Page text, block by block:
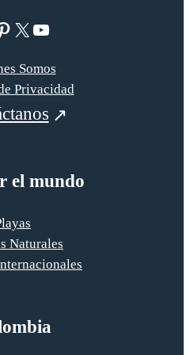
X YouTube
Somos
Privacidad
el mundo
Naturales